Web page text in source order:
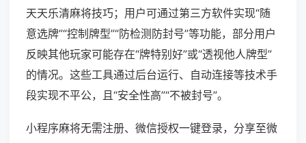
天天乐清麻将技巧；用户可通过第三方软件实现“随
意选牌”“控制牌型”“防检测防封号”等功能，部分用户
反映其他玩家可能存在“牌特别好”或“透视他人牌型”
的情况。这些工具通过后台运行、自动连接等技术手
段实现不平公，且“安全性高”“不被封号”。
小程序麻将无需注册、微信授权一键登录，分享至微